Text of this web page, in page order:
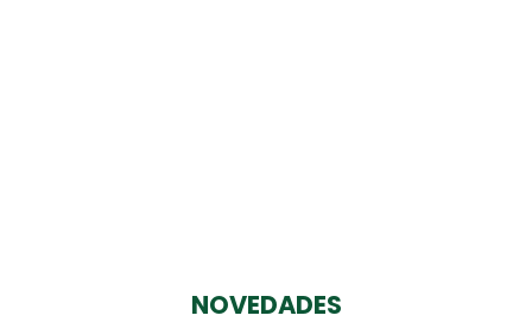
NOVEDADES